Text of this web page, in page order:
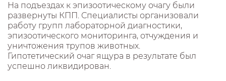
На подъездах к эпизоотическому очагу были
развернуты КПП. Специалисты организовали
работу групп лабораторной диагностики,
эпизоотического мониторинга, отчуждения и
уничтожения трупов животных.
Гипотетический очаг ящура в результате был
успешно ликвидирован.